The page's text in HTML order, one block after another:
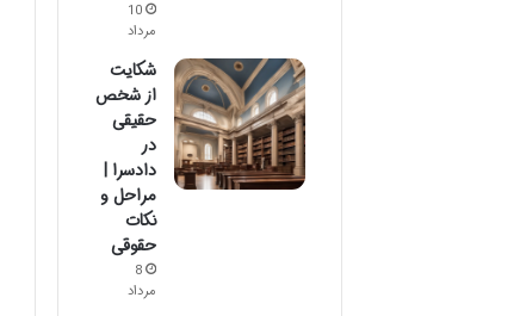
10
مرداد
شکایت
از شخص
حقیقی
در
دادسرا |
مراحل و
نکات
حقوقی
8
مرداد